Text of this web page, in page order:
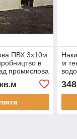
ПВХ 3х10м
в
промислова
завіса
м
348